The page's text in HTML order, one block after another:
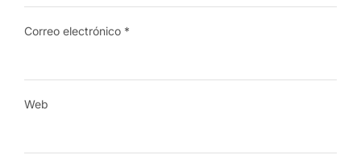
Correo electrónico *
Web